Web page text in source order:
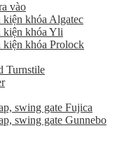
vào
khóa Algatec
kiện khóa Yli
khóa Prolock
Turnstile
swing gate Fujica
swing gate Gunnebo